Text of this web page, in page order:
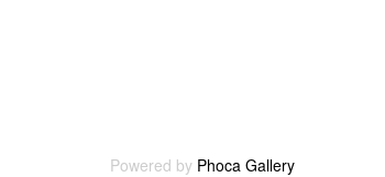
Powered by Phoca Gallery